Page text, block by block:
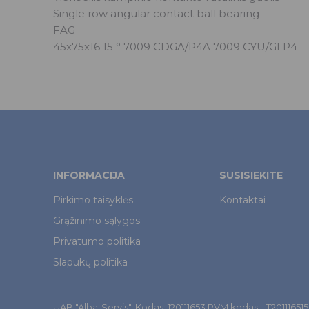
Single row angular contact ball bearing
FAG
45x75x16 15 ° 7009 CDGA/P4A 7009 CYU/GLP4
INFORMACIJA
Pirkimo taisyklės
Grąžinimo sąlygos
Privatumo politika
Slapukų politika
SUSISIEKITE
Kontaktai